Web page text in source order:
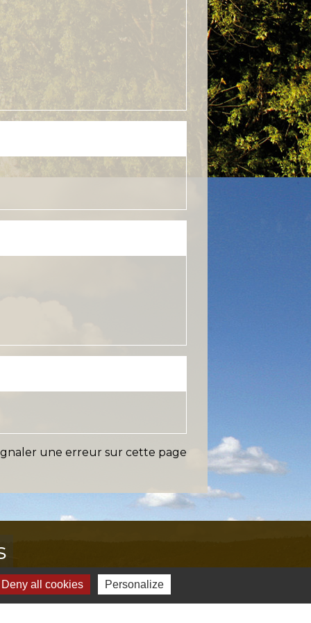
une erreur sur cette page
& Verdon
du Var
all cookies Personalize